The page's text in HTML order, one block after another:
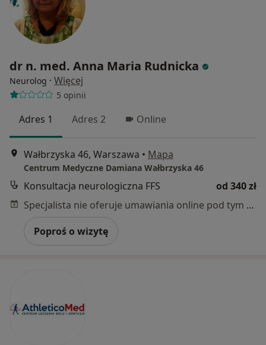
dr n. med. Anna Maria Rudnicka
Neurolog · Więcej
5 opinii
Adres 1 Adres 2 Online
Wałbrzyska 46, Warszawa • Mapa
Centrum Medyczne Damiana Wałbrzyska 46
Konsultacja neurologiczna FFS
od 340 zł
Specjalista nie oferuje umawiania online pod tym adresem.
Poproś o wizytę